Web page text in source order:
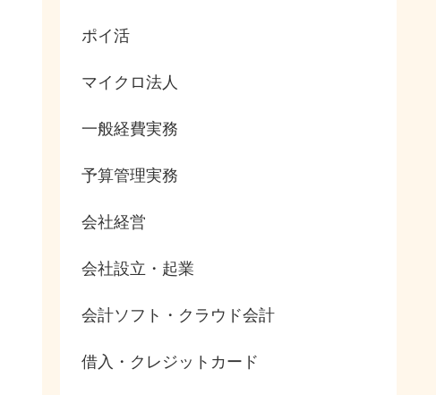
ポイ活
マイクロ法人
一般経費実務
予算管理実務
会社経営
会社設立・起業
会計ソフト・クラウド会計
借入・クレジットカード